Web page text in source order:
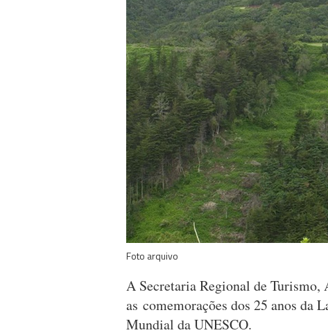
Foto arquivo
A Secretaria Regional de
as comemorações dos 25 anos da
Mundial da UNESCO.